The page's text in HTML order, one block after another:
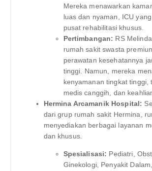
Mereka menawarkan
luas dan nyaman, ICU
pusat rehabilitasi khusus.
Pertimbangan: RS
rumah sakit swasta
perawatan kesehatannya
tinggi. Namun, mereka
kenyamanan tingkat tinggi,
medis canggih, dan
Hermina Arcamanik Hospital:
dari grup rumah sakit Hermina,
menyediakan berbagai layanan
dan khusus.
Spesialisasi: Pediatri,
Ginekologi, Penyakit